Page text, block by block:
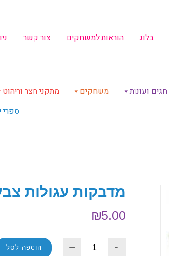
בלוג הוראות למשחקים צור קשר
חגים ועונות משחקים מתקני חצר וריהוט
ספרי
מדבקות עגולות
₪5.00
-
+ הוספה לסל